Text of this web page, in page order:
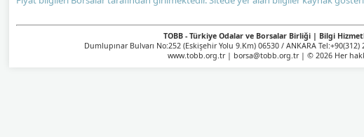
TOBB - Türkiye Odalar ve Borsalar Birliği | Bilgi
Dumlupınar Bulvarı No:252 (Eskişehir Yolu 9.Km) 06530 / ANKARA Tel:+90(312)
www.tobb.org.tr | borsa@tobb.org.tr | © 2026 Her